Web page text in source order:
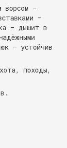
ворсом —
—
— дышит в
— устойчив
походы,